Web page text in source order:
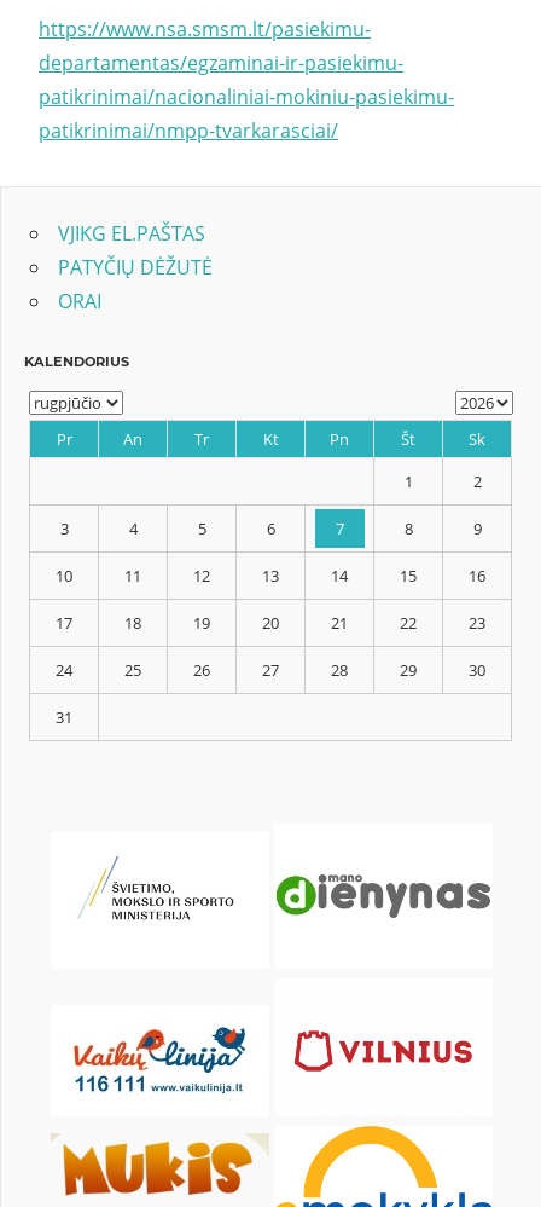
https://www.nsa.smsm.lt/pasiekimu-
departamentas/egzaminai-ir-pasiekimu-
patikrinimai/nacionaliniai-mokiniu-pasiekimu-
patikrinimai/nmpp-tvarkarasciai/
VJIKG EL.PAŠTAS
PATYČIŲ DĖŽUTĖ
ORAI
Pr An Tr Kt Pn
3 4 5 6 7